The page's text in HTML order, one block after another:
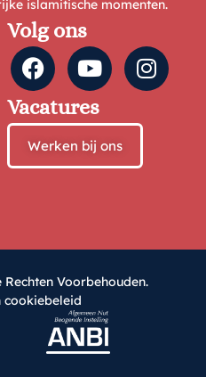
islamitische momenten.
Volg ons
Vacatures
Werken bij ons
Voorbehouden.
cookiebeleid